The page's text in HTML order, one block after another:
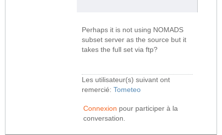
Perhaps it is not using NOMADS
subset server as the source but it
takes the full set via ftp?
Les utilisateur(s) suivant ont
remercié: Tometeo
Connexion pour participer à la
conversation.